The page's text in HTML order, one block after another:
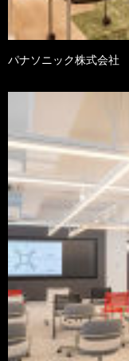
パナソニック株式会